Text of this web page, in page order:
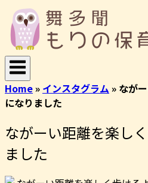
ン
テ
ン
ツ
へ
ス
キ
ッ
プ
ー
ム
Home» インスタグラム » なが
になりました
ながーい距離を楽し
ました